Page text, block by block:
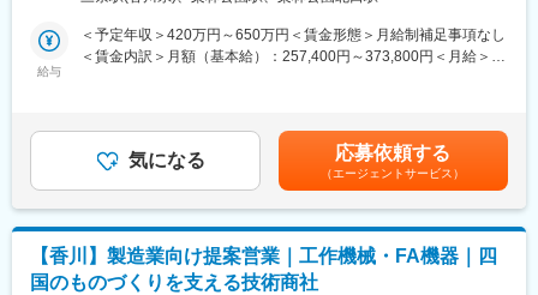
心にシステム構築・保守メンテナンス業務をお任せします。要件
定義からベンダー管理、構築～保守・運用までスキルに合わせて
ご担当いただきます。
【DB】oracle Database
【OS】windows、Linux
※担当案件の規模は、数カ月から数年単位の大型案件まで様々で
■業務魅力：
・中長期営業戦略を立案して行動することが必要なため、戦略立
給与
＜予定年収＞420万円～650万円＜賃金形態＞月給制補足事項なし
＜賃金内訳＞月額（基本給）：257,400円～373,800円＜月給＞
給(月額)は固定手当を含めた表記です。
気になる 応募依頼する
（エージェントサービス）
【香川】製造業向け提案営業｜工作機械・FA機器｜四
国のものづくりを支える技術商社